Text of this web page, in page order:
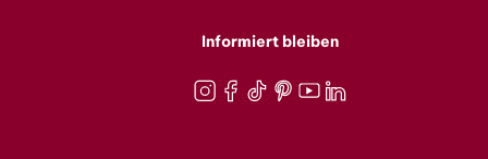
Informiert bleiben